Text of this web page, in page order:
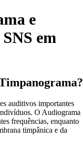
e
em
auditivos importantes
O Audiograma
frequências, enquanto
timpânica e da